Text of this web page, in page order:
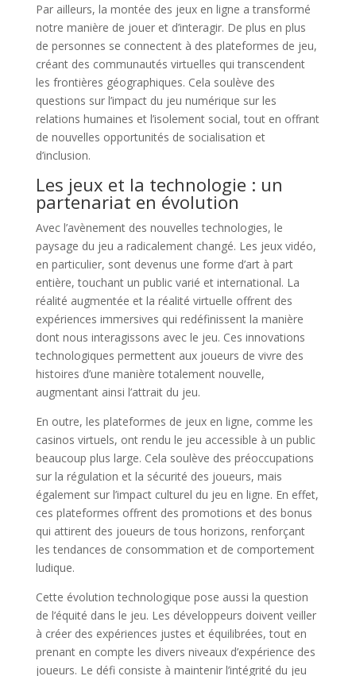
Par ailleurs, la montée des jeux en ligne a transformé
notre manière de jouer et d’interagir. De plus en plus
de personnes se connectent à des plateformes de jeu,
créant des communautés virtuelles qui transcendent
les frontières géographiques. Cela soulève des
questions sur l’impact du jeu numérique sur les
relations humaines et l’isolement social, tout en offrant
de nouvelles opportunités de socialisation et
d’inclusion.
Les jeux et la technologie : un
partenariat en évolution
Avec l’avènement des nouvelles technologies, le
paysage du jeu a radicalement changé. Les jeux vidéo,
en particulier, sont devenus une forme d’art à part
entière, touchant un public varié et international. La
réalité augmentée et la réalité virtuelle offrent des
expériences immersives qui redéfinissent la manière
dont nous interagissons avec le jeu. Ces innovations
technologiques permettent aux joueurs de vivre des
histoires d’une manière totalement nouvelle,
augmentant ainsi l’attrait du jeu.
En outre, les plateformes de jeux en ligne, comme les
casinos virtuels, ont rendu le jeu accessible à un public
beaucoup plus large. Cela soulève des préoccupations
sur la régulation et la sécurité des joueurs, mais
également sur l’impact culturel du jeu en ligne. En effet,
ces plateformes offrent des promotions et des bonus
qui attirent des joueurs de tous horizons, renforçant
les tendances de consommation et de comportement
ludique.
Cette évolution technologique pose aussi la question
de l’équité dans le jeu. Les développeurs doivent veiller
à créer des expériences justes et équilibrées, tout en
prenant en compte les divers niveaux d’expérience des
joueurs. Le défi consiste à maintenir l’intégrité du jeu